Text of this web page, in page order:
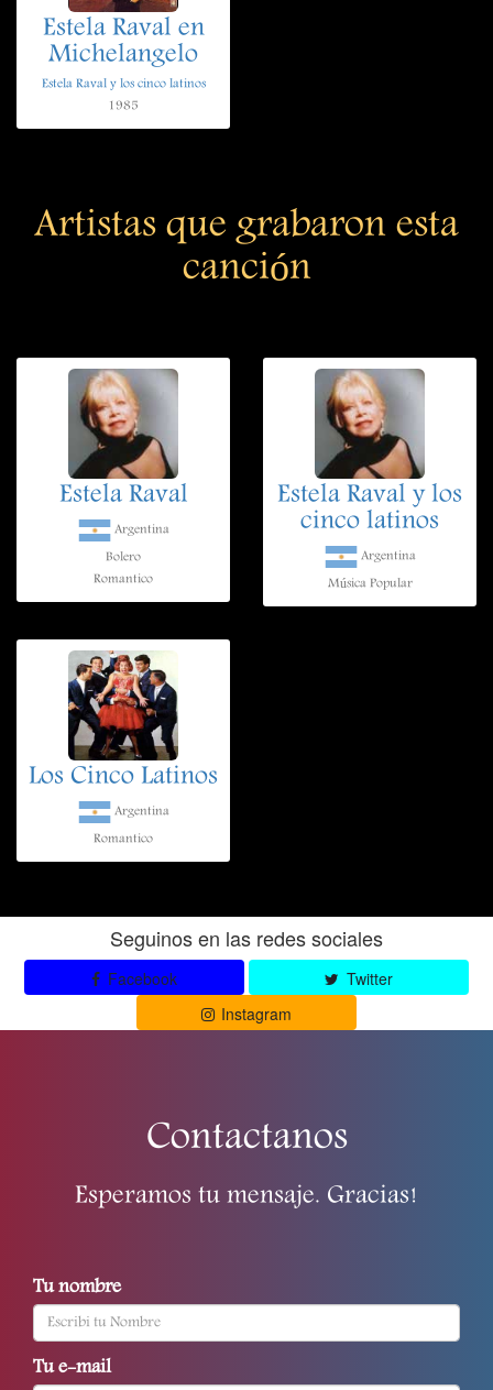
Estela Raval en
Michelangelo
Estela Raval y los cinco latinos
1985
Artistas que grabaron esta
canción
Estela Raval
Argentina
Bolero
Romantico
Estela Raval y los
cinco latinos
Argentina
Música Popular
Los Cinco Latinos
Argentina
Romantico
Seguinos en las redes sociales
Facebook
Twitter
Instagram
Contactanos
Esperamos tu mensaje. Gracias!
Tu nombre
Tu e-mail